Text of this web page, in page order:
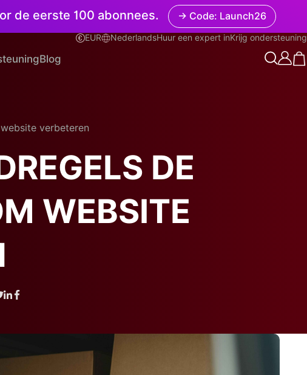
de eerste 100 abonnees. → Code: Launch26
EUR Nederlands
Nederlands Huur een expert inKrijg ondersteuning
Blog
verbeteren
DE
WEBSITE